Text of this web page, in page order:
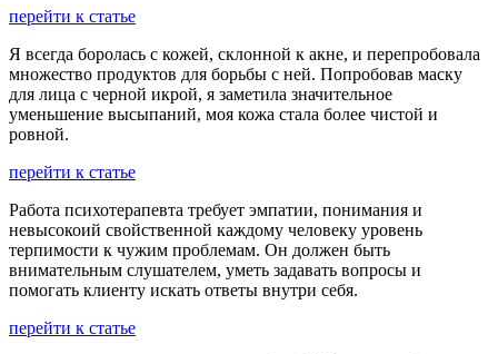
перейти к статье
Я всегда боролась с кожей, склонной к акне, и перепробовала
множество продуктов для борьбы с ней. Попробовав маску
для лица с черной икрой, я заметила значительное
уменьшение высыпаний, моя кожа стала более чистой и
ровной.
перейти к статье
Работа психотерапевта требует эмпатии, понимания и
невысокоий свойственной каждому человеку уровень
терпимости к чужим проблемам. Он должен быть
внимательным слушателем, уметь задавать вопросы и
помогать клиенту искать ответы внутри себя.
перейти к статье